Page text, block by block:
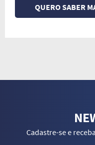
QUERO SABER
Cadastre-se e